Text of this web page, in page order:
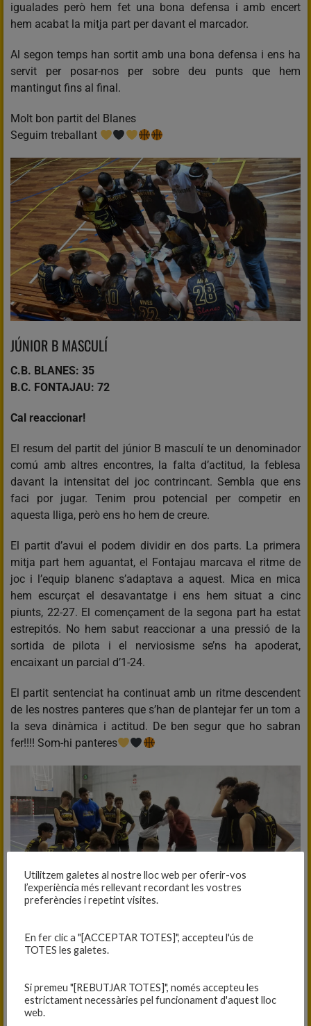
igualades però hem fet una bona defensa i amb encert
hem acabat la mitja part per davant el marcador.
Al segon temps han sortit amb una bona defensa i ens ha
servit per posar-nos per sobre deu punts que hem
mantingut fins al final.
Molt bon partit del Blanes
Seguim treballant
JÚNIOR B MASCULÍ
C.B. BLANES: 35
B.C. FONTAJAU: 72
Cal reaccionar!
El resum del partit del júnior B masculí te un denominador
comú amb altres encontres, la falta d’actitud, la feblesa
davant la intensitat del joc contrincant. Sembla que ens
faci por jugar. Tenim prou potencial per competir en
aquesta lliga, però ens ho hem de creure.
El partit d’avui el podem dividir en dos parts. La primera
mitja part hem aguantat, el Fontajau marcava el ritme de
joc i l’equip blanenc s’adaptava a aquest. Mica en mica
hem escurçat el desavantatge i ens hem situat a cinc
piunts, 22-27. El començament de la segona part ha estat
estrepitós. No hem sabut reaccionar a una pressió de la
sortida de pilota i el nerviosisme se’ns ha apoderat,
encaixant un parcial d’1-24.
El partit sentenciat ha continuat amb un ritme descendent
de les nostres panteres que s’han de plantejar fer un tom a
la seva dinàmica i actitud. De ben segur que ho sabran
fer!!!! Som-hi panteres
JÚNIOR B FEMENÍ
C.B. BLANES: 57
Utilitzem galetes al nostre lloc web per oferir-vos
l’experiència més rellevant recordant les vostres
preferències i repetint visites.
En fer clic a "[ACCEPTAR TOTES]", accepteu l'ús de
TOTES les galetes.
Si premeu "[REBUTJAR TOTES]", només accepteu les
estrictament necessàries pel funcionament d'aquest lloc
web.